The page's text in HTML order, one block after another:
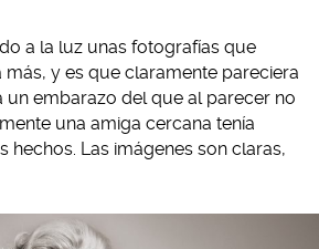
a la luz unas fotografías que
y es que claramente pareciera
un embarazo del que al parecer no
una amiga cercana tenía
hechos. Las imágenes son claras,